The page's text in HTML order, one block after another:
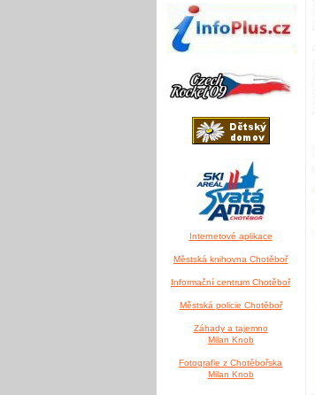
Internetové aplikace
Městská knihovna Chotěboř
Informační centrum Chotěboř
Městská policie Chotěboř
Záhady a tajemno
Milan Knob
Fotografie z Chotěbořska
Milan Knob